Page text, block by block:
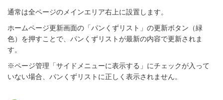
通常は全ページのメインエリア右上に設置します。
ホームページ更新画面の「パンくずリスト」の更新ボタン（緑
色）を押すことで、パンくずリストが最新の内容で更新されま
す。
※ページ管理「サイドメニューに表示する」にチェックが入って
いない場合、パンくずリストに正しく表示されません。